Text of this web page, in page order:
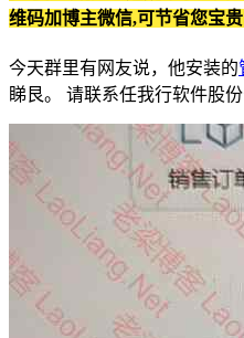
维码加博主微信,可节省您宝
今天群里有网友说，他安装的
睇艮。 请联系任我行软件股